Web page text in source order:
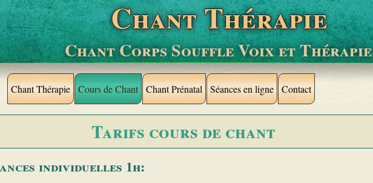
Chant Thérapie
Chant Corps Souffle Voix et Thérapie
Chant Thérapie Cours de Chant Chant Prénatal Séances en ligne Contact
Tarifs cours de chant
individuelles 1h: